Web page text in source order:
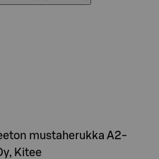
mustaherukka A2-
Kitee